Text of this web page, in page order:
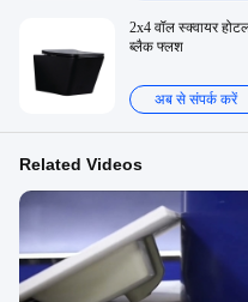
2x4 वॉल स्क्वायर
ब्लैक फ्लश
अब से संपर्क करें
Related Videos